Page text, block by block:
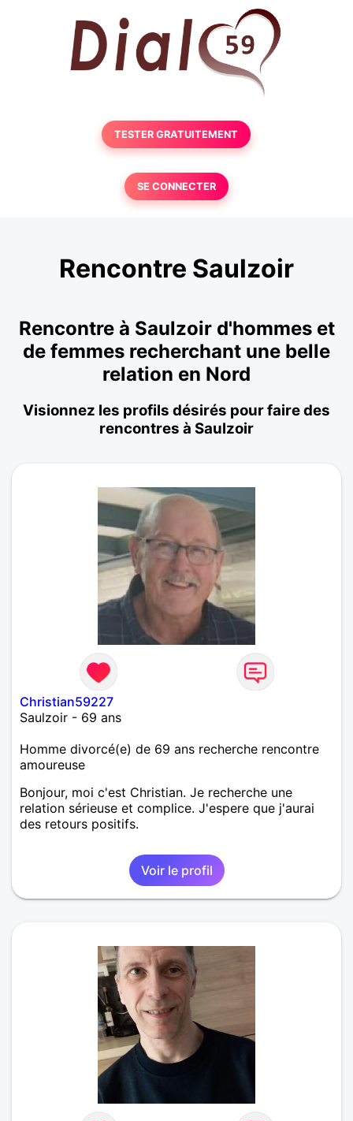
TESTER GRATUITEMENT
SE CONNECTER
Rencontre Saulzoir
Rencontre à Saulzoir d'hommes et
de femmes recherchant une belle
relation en Nord
Visionnez les profils désirés pour faire des
rencontres à Saulzoir
Christian59227
Saulzoir - 69 ans
Homme divorcé(e) de 69 ans recherche rencontre
amoureuse
Bonjour, moi c'est Christian. Je recherche une
relation sérieuse et complice. J'espere que j'aurai
des retours positifs.
Voir le profil